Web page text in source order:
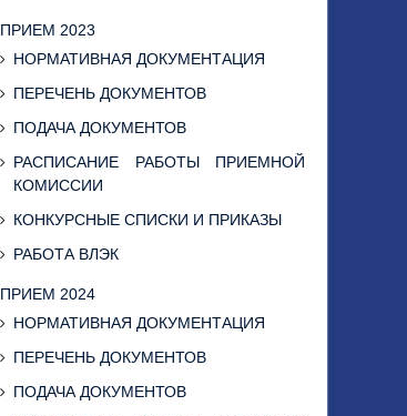
ПРИЕМ 2023
НОРМАТИВНАЯ ДОКУМЕНТАЦИЯ
ПЕРЕЧЕНЬ ДОКУМЕНТОВ
ПОДАЧА ДОКУМЕНТОВ
РАСПИСАНИЕ РАБОТЫ ПРИЕМНОЙ
КОМИССИИ
КОНКУРСНЫЕ СПИСКИ И ПРИКАЗЫ
РАБОТА ВЛЭК
ПРИЕМ 2024
НОРМАТИВНАЯ ДОКУМЕНТАЦИЯ
ПЕРЕЧЕНЬ ДОКУМЕНТОВ
ПОДАЧА ДОКУМЕНТОВ